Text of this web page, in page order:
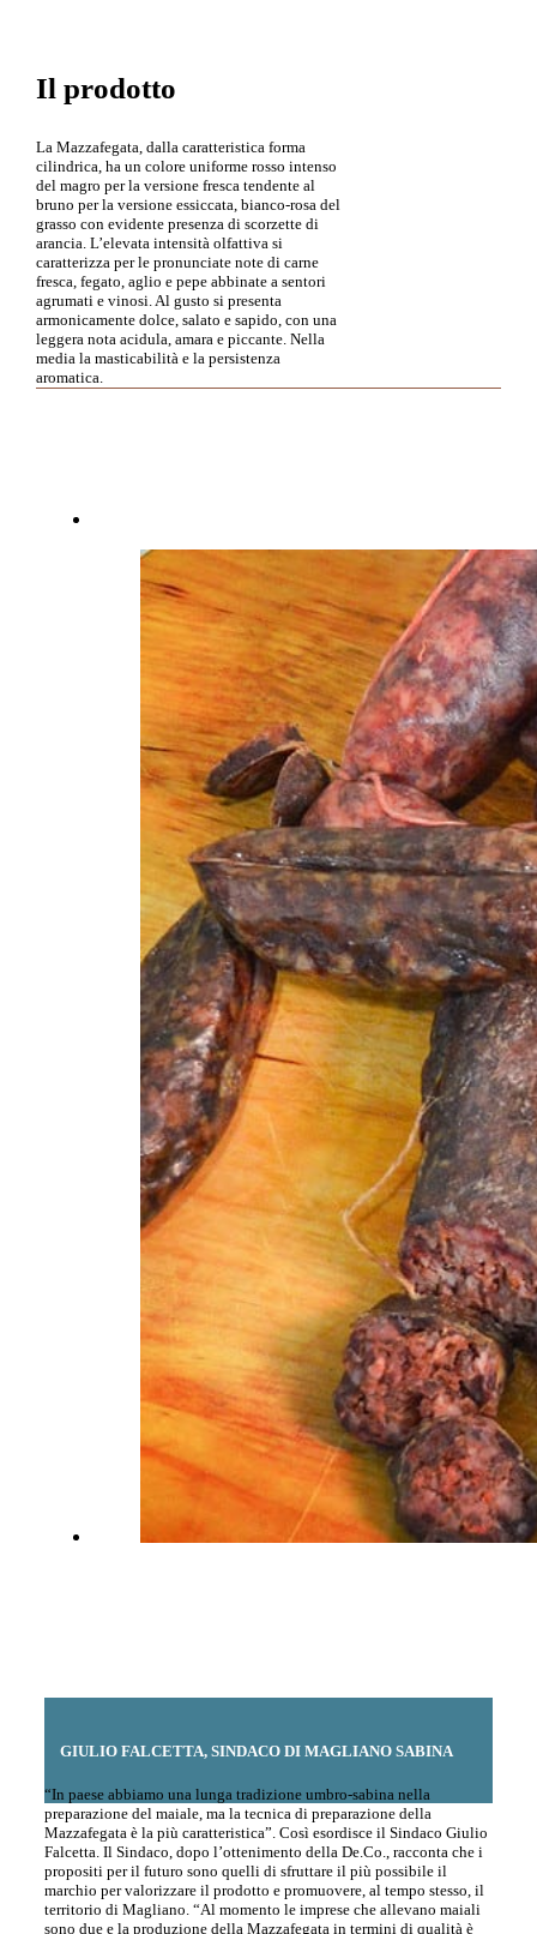
Il prodotto
La Mazzafegata, dalla caratteristica forma
cilindrica, ha un colore uniforme rosso intenso
del magro per la versione fresca tendente al
bruno per la versione essiccata, bianco-rosa del
grasso con evidente presenza di scorzette di
arancia. L’elevata intensità olfattiva si
caratterizza per le pronunciate note di carne
fresca, fegato, aglio e pepe abbinate a sentori
agrumati e vinosi. Al gusto si presenta
armonicamente dolce, salato e sapido, con una
leggera nota acidula, amara e piccante. Nella
media la masticabilità e la persistenza
aromatica.
GIULIO FALCETTA, SINDACO DI MAGLIANO SABINA
“In paese abbiamo una lunga tradizione umbro-sabina nella
preparazione del maiale, ma la tecnica di preparazione della
Mazzafegata è la più caratteristica”. Così esordisce il Sindaco Giulio
Falcetta. Il Sindaco, dopo l’ottenimento della De.Co., racconta che i
propositi per il futuro sono quelli di sfruttare il più possibile il
marchio per valorizzare il prodotto e promuovere, al tempo stesso, il
territorio di Magliano. “Al momento le imprese che allevano maiali
sono due e la produzione della Mazzafegata in termini di qualità è